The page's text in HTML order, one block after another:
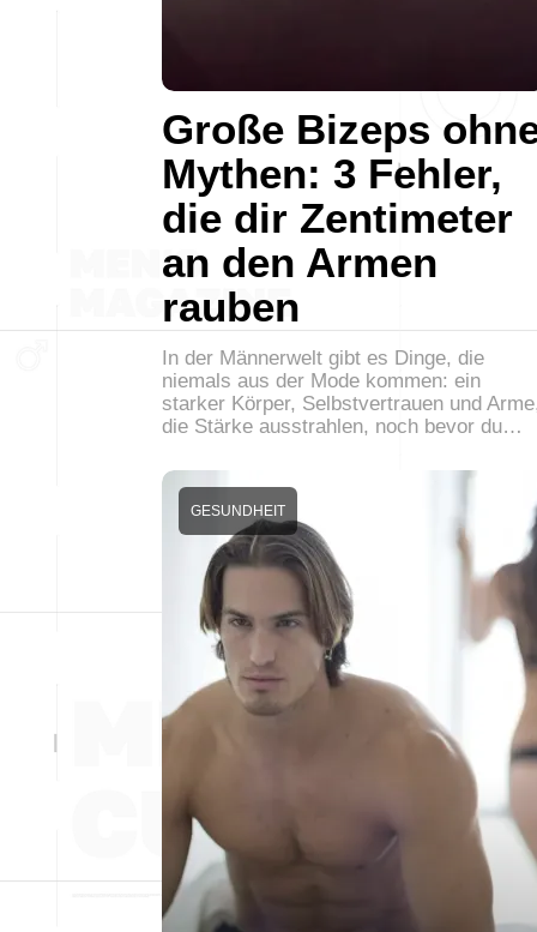
Große Bizeps
Mythen: 3 Fehler,
die dir Zentimeter
an den Armen
rauben
In der Männerwelt gibt es Dinge, die
niemals aus der Mode kommen: ein
starker Körper, Selbstvertrauen und
die Stärke ausstrahlen, noch bevor du…
GESUNDHEIT